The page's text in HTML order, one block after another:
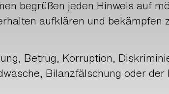
begrüßen jeden Hinweis auf
aufklären und bekämpfen
Betrug, Korruption,
Bilanzfälschung oder der